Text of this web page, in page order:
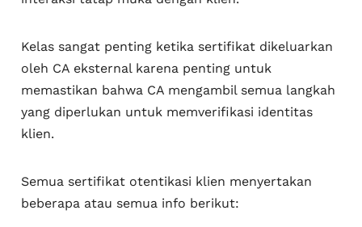
Kelas sangat penting ketika sertifikat dikeluarkan
oleh CA eksternal karena penting untuk
memastikan bahwa CA mengambil semua langkah
yang diperlukan untuk memverifikasi identitas
klien.
Semua sertifikat otentikasi klien menyertakan
beberapa atau semua info berikut: